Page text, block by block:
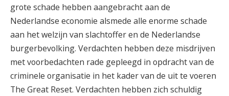
grote schade hebben aangebracht aan de
Nederlandse economie alsmede alle enorme schade
aan het welzijn van slachtoffer en de Nederlandse
burgerbevolking. Verdachten hebben deze misdrijven
met voorbedachten rade gepleegd in opdracht van de
criminele organisatie in het kader van de uit te voeren
The Great Reset. Verdachten hebben zich schuldig